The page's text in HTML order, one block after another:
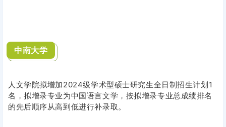
中南大学
人文学院拟增加2024级学术型硕士研究生全日制招生计划1
名，拟增录专业为中国语言文学，按拟增录专业总成绩排名
的先后顺序从高到低进行补录取。